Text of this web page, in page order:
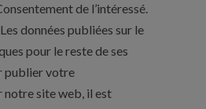
de l’intéressé.
Les données publiées sur le
pour le reste de ses
publier votre
notre site web, il est